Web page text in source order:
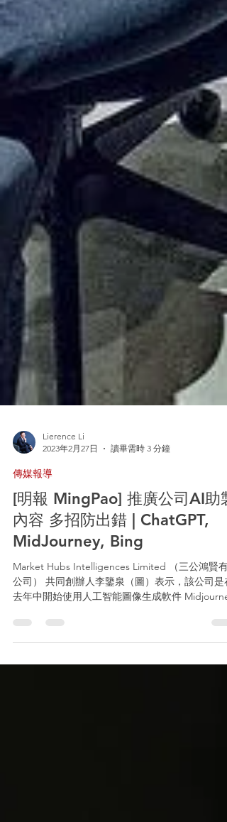
Lierence Li
2023年2月27日
傳媒報導
[明報 MingPao] 推廣公司AI助製
內容 多招防出錯 | ChatGPT,
MidJourney, Bing
Market Hubs Intelligences Limited （三公鴻賢有
去年中開始使用人工智能圖像生成軟件 Midjourney
來協助設計宣傳圖片，以節省時間和成本。